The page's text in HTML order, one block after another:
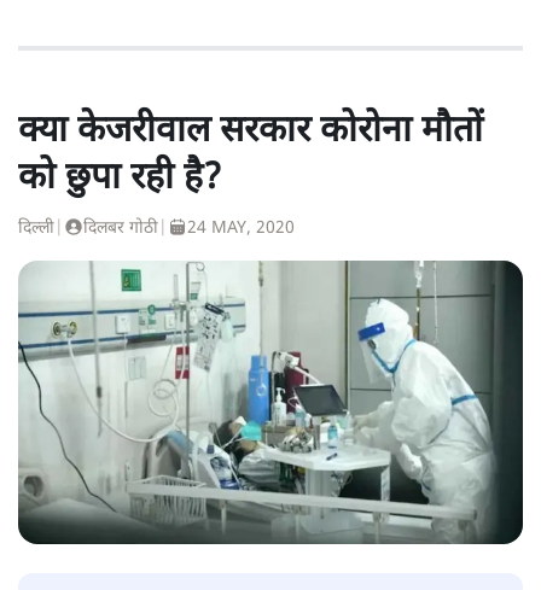
क्या केजरीवाल सरकार कोरोना मौतों
को छुपा रही है?
दिल्ली दिलबर गोठी 24 MAY, 2020